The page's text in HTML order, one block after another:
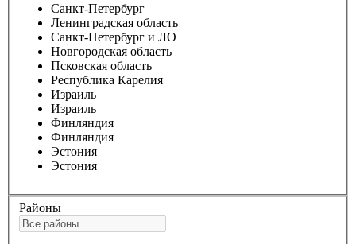
Санкт-Петербург
Ленинградская область
Санкт-Петербург и ЛО
Новгородская область
Псковская область
Республика Карелия
Израиль
Израиль
Финляндия
Финляндия
Эстония
Эстония
Районы